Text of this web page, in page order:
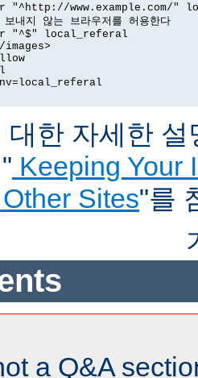
"^http://www.example.com/"
내지 않는 브라우저를 허용한다
"^$" local_referal
대한 자세한
Keeping Your
Sites"를
a Q&A